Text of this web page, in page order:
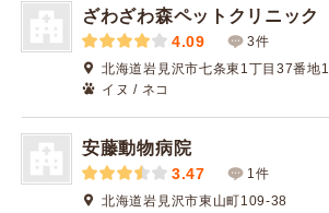
ざわざわ森ペットクリニック
4.09
3件
北海道岩見沢市七条東1丁目37番地1
イヌ / ネコ
安藤動物病院
3.47
1件
北海道岩見沢市東山町109-38